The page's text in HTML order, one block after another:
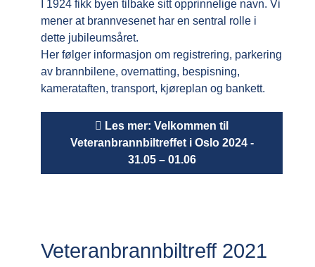
I 1924 fikk byen tilbake sitt opprinnelige navn. Vi
mener at brannvesenet har en sentral rolle i
dette jubileumsåret.
Her følger informasjon om registrering, parkering
av brannbilene, overnatting, bespisning,
kamerataften, transport, kjøreplan og bankett.
Les mer: Velkommen til
Veteranbrannbiltreffet i Oslo 2024 -
31.05 – 01.06
Veteranbrannbiltreff 2021